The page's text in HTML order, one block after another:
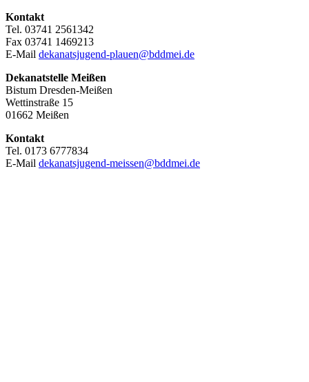
Kontakt
Tel. 03741 2561342
Fax 03741 1469213
E-Mail dekanatsjugend-plauen@bddmei.de
Dekanatstelle Meißen
Bistum Dresden-Meißen
Wettinstraße 15
01662 Meißen
Kontakt
Tel. 0173 6777834
E-Mail dekanatsjugend-meissen@bddmei.de